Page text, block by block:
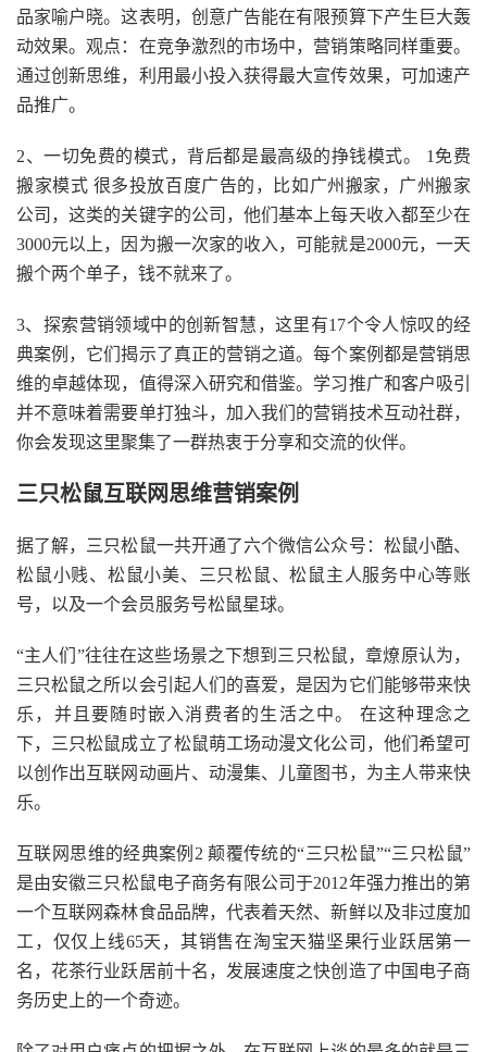
品家喻户晓。这表明，创意广告能在有限预算下产生巨大轰
动效果。观点：在竞争激烈的市场中，营销策略同样重要。
通过创新思维，利用最小投入获得最大宣传效果，可加速产
品推广。
2、一切免费的模式，背后都是最高级的挣钱模式。 1免费
搬家模式 很多投放百度广告的，比如广州搬家，广州搬家
公司，这类的关键字的公司，他们基本上每天收入都至少在
3000元以上，因为搬一次家的收入，可能就是2000元，一天
搬个两个单子，钱不就来了。
3、探索营销领域中的创新智慧，这里有17个令人惊叹的经
典案例，它们揭示了真正的营销之道。每个案例都是营销思
维的卓越体现，值得深入研究和借鉴。学习推广和客户吸引
并不意味着需要单打独斗，加入我们的营销技术互动社群，
你会发现这里聚集了一群热衷于分享和交流的伙伴。
三只松鼠互联网思维营销案例
据了解，三只松鼠一共开通了六个微信公众号：松鼠小酷、
松鼠小贱、松鼠小美、三只松鼠、松鼠主人服务中心等账
号，以及一个会员服务号松鼠星球。
“主人们”往往在这些场景之下想到三只松鼠，章燎原认为，
三只松鼠之所以会引起人们的喜爱，是因为它们能够带来快
乐，并且要随时嵌入消费者的生活之中。 在这种理念之
下，三只松鼠成立了松鼠萌工场动漫文化公司，他们希望可
以创作出互联网动画片、动漫集、儿童图书，为主人带来快
乐。
互联网思维的经典案例2 颠覆传统的“三只松鼠”“三只松鼠”
是由安徽三只松鼠电子商务有限公司于2012年强力推出的第
一个互联网森林食品品牌，代表着天然、新鲜以及非过度加
工，仅仅上线65天，其销售在淘宝天猫坚果行业跃居第一
名，花茶行业跃居前十名，发展速度之快创造了中国电子商
务历史上的一个奇迹。